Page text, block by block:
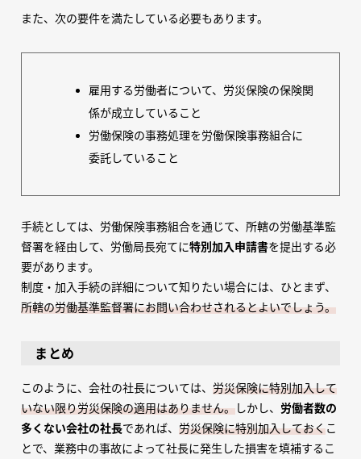
また、次の要件を満たしている必要もあります。
雇用する労働者について、労災保険の保険関
係が成立していること
労働保険の事務処理を労働保険事務組合に
委託していること
手続としては、労働保険事務組合を通じて、所轄の労働基準監
督署を経由して、労働局長宛てに特別加入申請書を提出する必
要があります。
制度・加入手続の詳細について知りたい場合には、ひとまず、
所轄の労働基準監督署にお問い合わせされるとよいでしょう。
まとめ
このように、会社の社長については、 労災保険に特別加入して
いない限り労災保険の適用はありません。しかし、 労働者数の
多くない会社の社長であれば、 労災保険に特別加入しておくこ
とで、業務中の事故によって社長に発生した損害を填補するこ